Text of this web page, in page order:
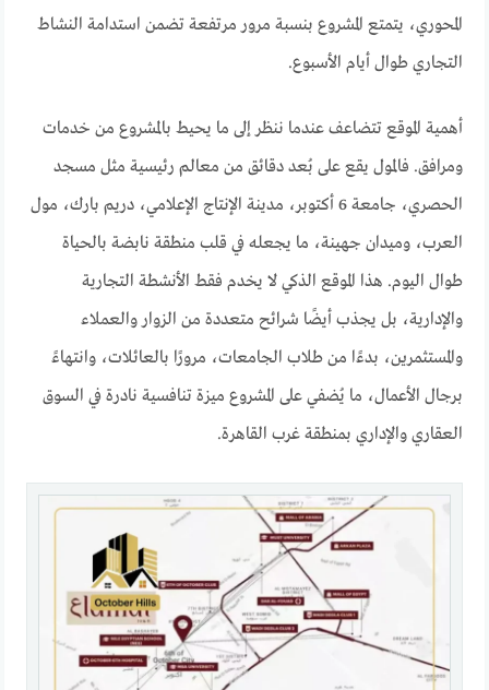
المحوري، يتمتع المشروع بنسبة مرور مرتفعة تضمن استدامة النشاط
التجاري طوال أيام الأسبوع.
أهمية الموقع تتضاعف عندما ننظر إلى ما يحيط بالمشروع من خدمات
ومرافق. فالمول يقع على بُعد دقائق من معالم رئيسية مثل مسجد
الحصري، جامعة 6 أكتوبر، مدينة الإنتاج الإعلامي، دريم بارك، مول
العرب، وميدان جهينة، ما يجعله في قلب منطقة نابضة بالحياة
طوال اليوم. هذا الموقع الذكي لا يخدم فقط الأنشطة التجارية
والإدارية، بل يجذب أيضًا شرائح متعددة من الزوار والعملاء
والمستثمرين، بدءًا من طلاب الجامعات، مرورًا بالعائلات، وانتهاءً
برجال الأعمال، ما يُضفي على المشروع ميزة تنافسية نادرة في السوق
العقاري والإداري بمنطقة غرب القاهرة.